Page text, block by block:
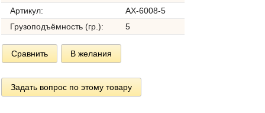
Артикул:
AX-6008-5
Грузоподъёмность (гр.):
5
Сравнить В желания
Задать вопрос по этому товару